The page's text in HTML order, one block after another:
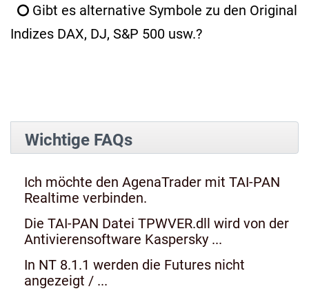
Gibt es alternative Symbole zu den Original
Indizes DAX, DJ, S&P 500 usw.?
Wichtige FAQs
Ich möchte den AgenaTrader mit TAI-PAN
Realtime verbinden.
Die TAI-PAN Datei TPWVER.dll wird von der
Antivierensoftware Kaspersky ...
In NT 8.1.1 werden die Futures nicht
angezeigt / ...